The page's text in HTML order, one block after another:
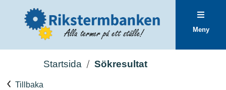
Meny
Startsida Sökresultat
Tillbaka